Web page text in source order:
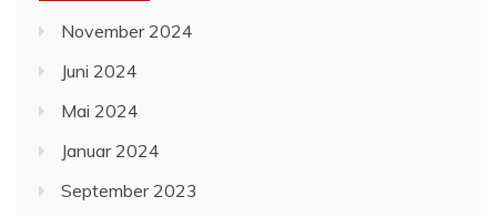
November 2024
Juni 2024
Mai 2024
Januar 2024
September 2023